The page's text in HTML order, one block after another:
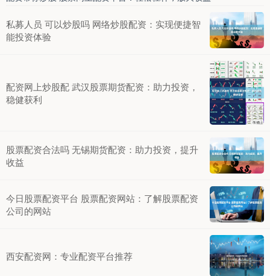
私募人员 可以炒股吗 网络炒股配资：实现便捷智
能投资体验
配资网上炒股配 武汉股票期货配资：助力投资，
稳健获利
股票配资合法吗 无锡期货配资：助力投资，提升
收益
今日股票配资平台 股票配资网站：了解股票配资
公司的网站
西安配资网：专业配资平台推荐